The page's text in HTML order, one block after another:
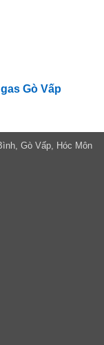
Gò Vấp
Gò Vấp, Hóc Môn